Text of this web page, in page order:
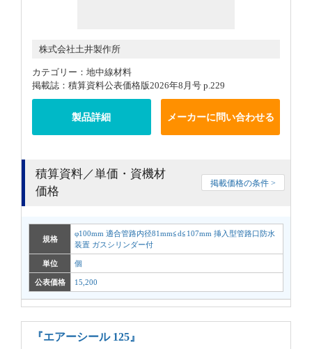
株式会社土井製作所
カテゴリー：地中線材料
掲載誌：積算資料公表価格版2026年8月号 p.229
製品詳細 メーカーに問い合わせる
積算資料／単価・資機材
価格
掲載価格の条件 >
規格
φ100mm 適合管路内径81mm≦d≦107mm 挿入型管路口防水
装置 ガスシリンダー付
単位 個
公表価格 15,200
『エアーシール 125』